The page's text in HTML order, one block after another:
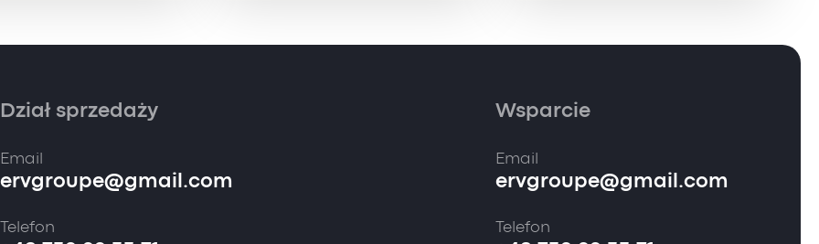
Dział sprzedaży
Email
ervgroupe@gmail.com
Telefon
Wsparcie
Email
ervgroupe@gmail.com
Telefon